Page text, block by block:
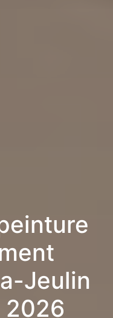
Jeulin
2026